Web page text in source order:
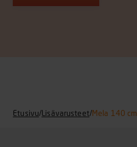
Etusivu/Lisävarusteet/Mela 140 cm